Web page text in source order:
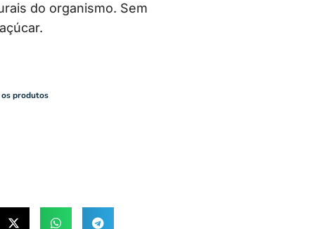
do organismo. Sem
os produtos